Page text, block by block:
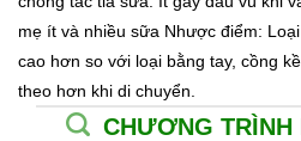
mẹ ít và nhiều sữa Nhược điểm:
cao hơn so với loại bằng tay, cồng
theo hơn khi di chuyển.
CHƯƠNG TRÌNH